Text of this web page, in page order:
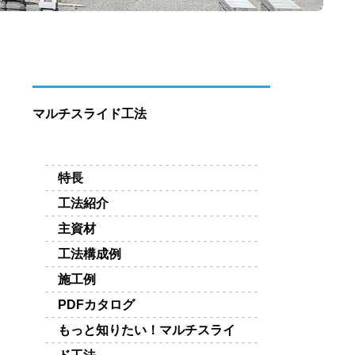
マルチスライド工法
特長
工法紹介
主資材
工法構成例
施工例
PDFカタログ
もっと知りたい！マルチスライ